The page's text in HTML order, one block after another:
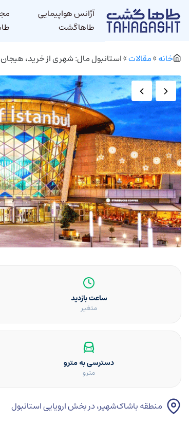
آژانس هواپیمایی
طاهاگشت
خانه»مقالات»استانبول مال: شهری از خرید،
ساعت بازدید
متغیر
دسترسی به مترو
مترو
منطقه باشاک‌شهیر، در بخش اروپایی استانبول